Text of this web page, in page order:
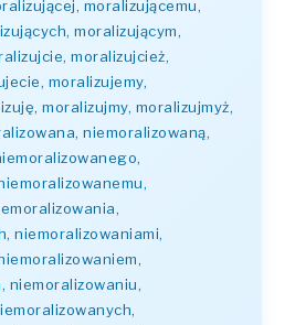
moralizującemu,
moralizującym,
moralizujcież,
moralizujemy,
moralizujmy, moralizujmyż,
niemoralizowaną,
niemoralizowaniami,
niemoralizowaniu,